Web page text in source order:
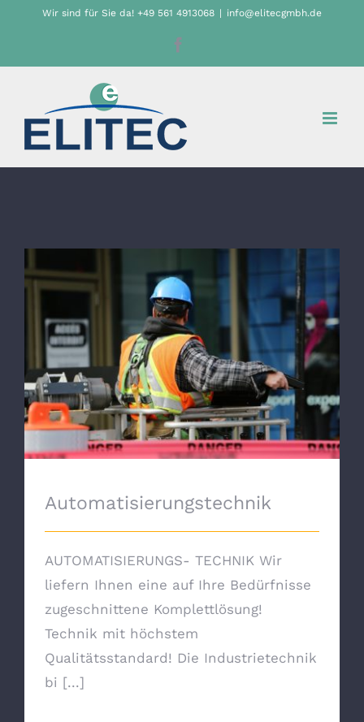
Wir sind für Sie da! +49 561 4913068 | info@elitecgmbh.de
Automatisierungstechnik
Automatisierungstechnik
AUTOMATISIERUNGS- TECHNIK Wir
liefern Ihnen eine auf Ihre Bedürfnisse
zugeschnittene Komplettlösung!
Technik mit höchstem
Qualitätsstandard! Die Industrietechnik
bi [...]